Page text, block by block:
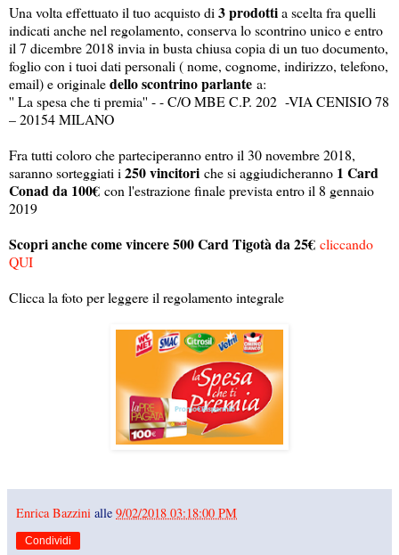
Una volta effettuato il tuo acquisto di 3 prodottia scelta fra quelli
indicati anche nel regolamento, conserva lo scontrino unico e entro
il 7 dicembre 2018 invia in busta chiusa copia di un tuo documento,
foglio con i tuoi dati personali ( nome, cognome, indirizzo, telefono,
email) e originaledello scontrino parlante a:
'' La spesa che ti premia'' - - C/O MBE C.P. 202 -VIA CENISIO 78
– 20154 MILANO
Fra tutti coloro che parteciperanno entro il 30 novembre 2018,
saranno sorteggiati i 250 vincitori che si aggiudicheranno 1 Card
Conad da 100€ con l'estrazione finale prevista entro il 8 gennaio
2019
Scopri anche come vincere 500 Card Tigotà da 25€ cliccando
QUI
Clicca la foto per leggere il regolamento integrale
Enrica Bazzini alle 9/02/2018 03:18:00 PM
Condividi